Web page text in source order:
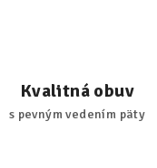
Kvalitná obuv
s pevným vedením päty